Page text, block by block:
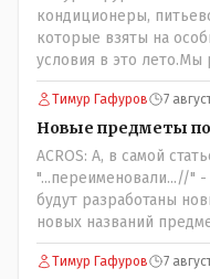
кондиционеры,
которые взяты на
условия в это
Вы считаете иначе?Ну
комментарий
трагедии, то есть 29
воду, и новые
температурный режим
часть - информация до
информация после
Тимур Гафуров 7
Новые предметы
ACROS: А, в самой
"...переименовали...//" -
будут разработаны
новых названий
Хоть и
Тимур Гафуров 7